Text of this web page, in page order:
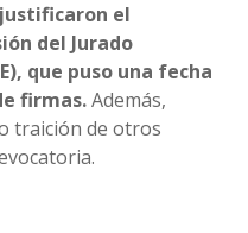
el
del Jurado
que puso una fecha
firmas.Además,
traición de otros